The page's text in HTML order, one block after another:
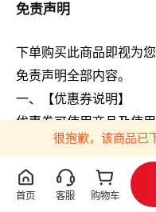
前置摄像头
头
解锁方式 侧边指纹,
处理器
CPU型号 天玑700
CPU核心数 八核处理器
免责声明
下单购买此商品即视为
免责声明全部内容。
一、【优惠券说明】
优惠券可使用商品及使
实时显示为准。
二、【禁止刷单】
很抱歉，该商品已
首页 客服 购物车